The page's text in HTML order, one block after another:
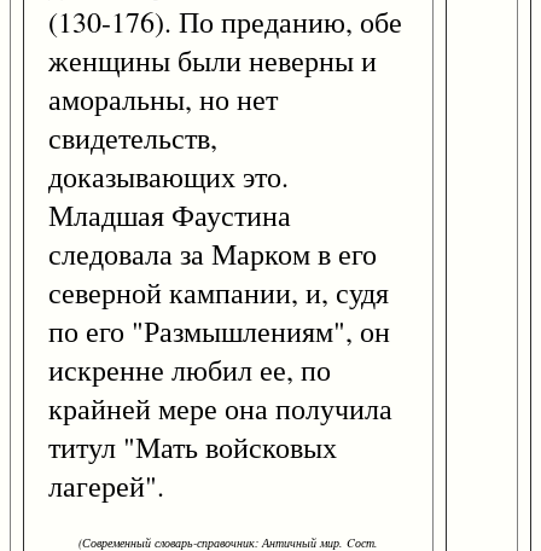
(130-176). По преданию, обе
женщины были неверны и
аморальны, но нет
свидетельств,
доказывающих это.
Младшая Фаустина
следовала за Марком в его
северной кампании, и, судя
по его "Размышлениям", он
искренне любил ее, по
крайней мере она получила
титул "Мать войсковых
лагерей".
(Современный словарь-справочник: Античный мир. Cост.